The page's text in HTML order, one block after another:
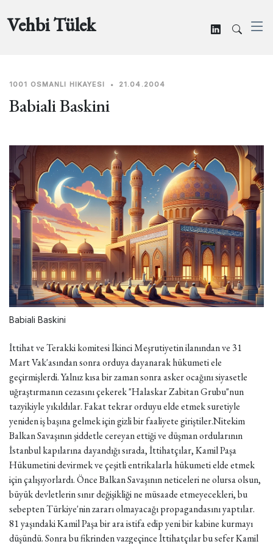
Vehbi Tülek
1001 OSMANLI HIKAYESI • 21.04.2004
Babiali Baskini
Babiali Baskini
İttihat ve Terakki komitesi İkinci Meşrutiyetin ilanından ve 31
Mart Vak'asından sonra orduya dayanarak hükumeti ele
geçirmişlerdi. Yalnız kısa bir zaman sonra asker ocağını siyasetle
uğraştırmanın cezasını çekerek "Halaskar Zabitan Grubu"nun
tazyikiyle yıkıldılar. Fakat tekrar orduyu elde etmek suretiyle
yeniden iş başına gelmek için gizli bir faaliyete giriştiler.Nitekim
Balkan Savaşının şiddetle cereyan ettiği ve düşman ordularının
İstanbul kapılarına dayandığı sırada, İttihatçılar, Kamil Paşa
Hükumetini devirmek ve çeşitli entrikalarla hükumeti elde etmek
için çalışıyorlardı.Önce Balkan Savaşının neticeleri ne olursa olsun,
büyük devletlerin sınır değişikliği ne müsaade etmeyecekleri, bu
sebepten Türkiye'nin zararı olmayacağı propagandasını yaptılar.
81 yaşındaki Kamil Paşa bir ara istifa edip yeni bir kabine kurmayı
düşündü. Sonra bu fikrinden vazgeçince İttihatçılar bu sefer Kamil